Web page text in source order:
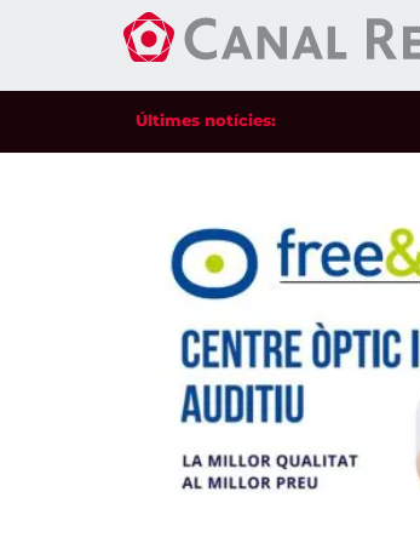
Últimes notícies: